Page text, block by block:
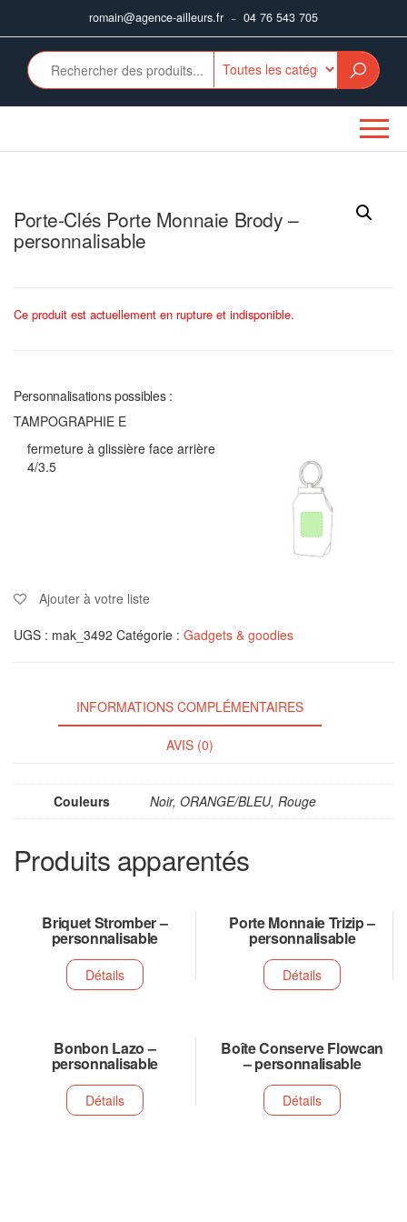
romain@agence-ailleurs.fr – 04 76 543 705
Porte-Clés Porte Monnaie Brody –
personnalisable
Ce produit est actuellement en rupture et indisponible.
Personnalisations possibles :
TAMPOGRAPHIE E
fermeture à glissière face arrière
4/3.5
Ajouter à votre liste
UGS : mak_3492 Catégorie : Gadgets & goodies
INFORMATIONS COMPLÉMENTAIRES
AVIS (0)
Couleurs Noir, ORANGE/BLEU, Rouge
Produits apparentés
Briquet Stromber –
personnalisable
Détails
Porte Monnaie Trizip –
personnalisable
Détails
Bonbon Lazo –
personnalisable
Détails
Boîte Conserve Flowcan
– personnalisable
Détails